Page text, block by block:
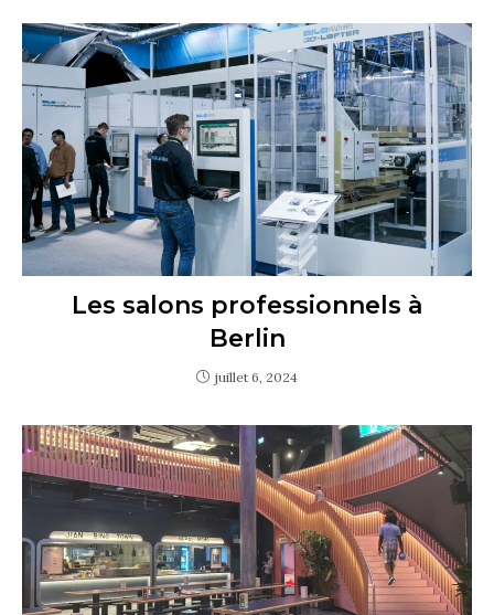
Les salons professionnels à
Berlin
juillet 6, 2024